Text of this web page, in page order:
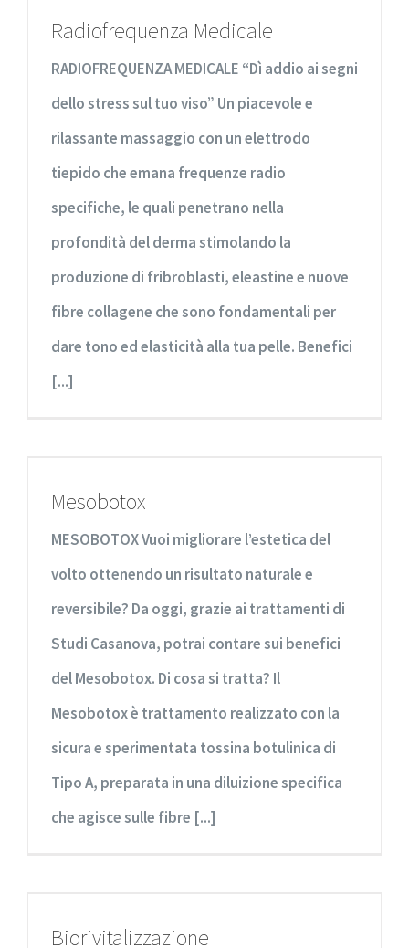
Radiofrequenza Medicale
RADIOFREQUENZA MEDICALE “Dì addio ai segni
dello stress sul tuo viso” Un piacevole e
rilassante massaggio con un elettrodo
tiepido che emana frequenze radio
specifiche, le quali penetrano nella
profondità del derma stimolando la
produzione di fribroblasti, eleastine e nuove
fibre collagene che sono fondamentali per
dare tono ed elasticità alla tua pelle. Benefici
[...]
Mesobotox
MESOBOTOX Vuoi migliorare l’estetica del
volto ottenendo un risultato naturale e
reversibile? Da oggi, grazie ai trattamenti di
Studi Casanova, potrai contare sui benefici
del Mesobotox. Di cosa si tratta? Il
Mesobotox è trattamento realizzato con la
sicura e sperimentata tossina botulinica di
Tipo A, preparata in una diluizione specifica
che agisce sulle fibre [...]
Biorivitalizzazione